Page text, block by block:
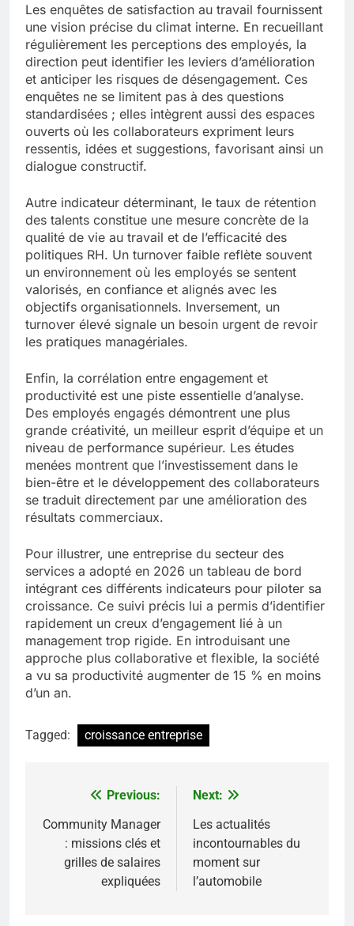
Les enquêtes de satisfaction au travail fournissent
une vision précise du climat interne. En recueillant
régulièrement les perceptions des employés, la
direction peut identifier les leviers d’amélioration
et anticiper les risques de désengagement. Ces
enquêtes ne se limitent pas à des questions
standardisées ; elles intègrent aussi des espaces
ouverts où les collaborateurs expriment leurs
ressentis, idées et suggestions, favorisant ainsi un
dialogue constructif.
Autre indicateur déterminant, le taux de rétention
des talents constitue une mesure concrète de la
qualité de vie au travail et de l’efficacité des
politiques RH. Un turnover faible reflète souvent
un environnement où les employés se sentent
valorisés, en confiance et alignés avec les
objectifs organisationnels. Inversement, un
turnover élevé signale un besoin urgent de revoir
les pratiques managériales.
Enfin, la corrélation entre engagement et
productivité est une piste essentielle d’analyse.
Des employés engagés démontrent une plus
grande créativité, un meilleur esprit d’équipe et un
niveau de performance supérieur. Les études
menées montrent que l’investissement dans le
bien-être et le développement des collaborateurs
se traduit directement par une amélioration des
résultats commerciaux.
Pour illustrer, une entreprise du secteur des
services a adopté en 2026 un tableau de bord
intégrant ces différents indicateurs pour piloter sa
croissance. Ce suivi précis lui a permis d’identifier
rapidement un creux d’engagement lié à un
management trop rigide. En introduisant une
approche plus collaborative et flexible, la société
a vu sa productivité augmenter de 15 % en moins
d’un an.
Tagged: croissance entreprise
Navigation
de
l’article
Previous:
Community Manager
: missions clés et
grilles de salaires
expliquées
Next:
Les actualités
incontournables du
moment sur
l’automobile